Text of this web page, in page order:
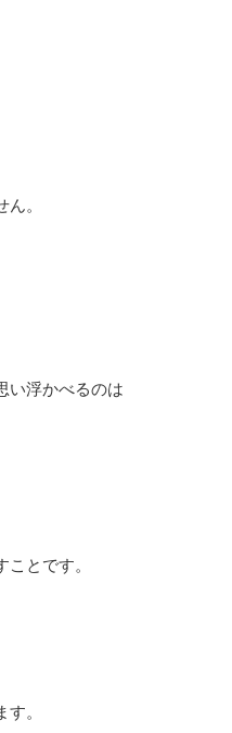
。
い浮かべるのは
とです。
。